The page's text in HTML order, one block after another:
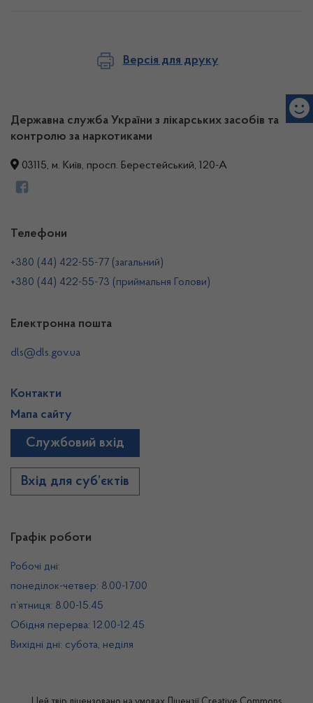
Версія для друку
Державна служба України з лікарських засобів та
контролю за наркотиками
03115, м. Київ, просп. Берестейський, 120-А
Графік роботи
Робочі дні:
понеділок-четвер: 8.00-17.00
п’ятниця: 8.00-15.45
Обідня перерва: 12.00-12.45
Вихідні дні: субота, неділя
Телефони
+380 (44) 422-55-77 (загальний)
+380 (44) 422-55-73 (приймальня Голови)
Електронна пошта
dls@dls.gov.ua
Контакти
Мапа сайту
Службовий вхід
Вхід для суб’єктів